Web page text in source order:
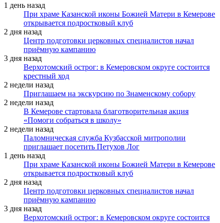
1 день назад
При храме Казанской иконы Божией Матери в Кемерове
открывается подростковый клуб
2 дня назад
Центр подготовки церковных специалистов начал
приёмную кампанию
3 дня назад
Верхотомский острог: в Кемеровском округе состоится
крестный ход
2 недели назад
Приглашаем на экскурсию по Знаменскому собору
2 недели назад
В Кемерове стартовала благотворительная акция
«Помоги собраться в школу»
2 недели назад
Паломническая служба Кузбасской митрополии
приглашает посетить Петухов Лог
1 день назад
При храме Казанской иконы Божией Матери в Кемерове
открывается подростковый клуб
2 дня назад
Центр подготовки церковных специалистов начал
приёмную кампанию
3 дня назад
Верхотомский острог: в Кемеровском округе состоится